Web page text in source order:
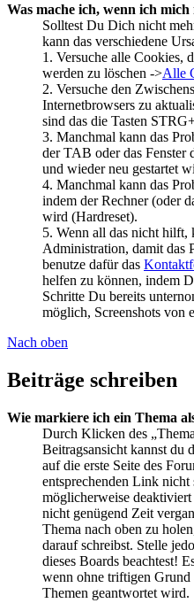
Was mache ich, wenn ich
Solltest Du Dich nicht
kann das verschiedene
1. Versuche alle Cookies,
werden zu löschen ->Alle
2. Versuche den
Internetbrowsers zu
sind das die Tasten
3. Manchmal kann das
der TAB oder das Fenster
und wieder neu gestartet
4. Manchmal kann das
indem der Rechner (oder
wird (Hardreset).
5. Wenn all das nicht hilft,
Administration, damit das
benutze dafür das
helfen zu können, indem
Schritte Du bereits
möglich, Screenshots von
Nach oben
Beiträge schreiben
Wie markiere ich ein Thema
Durch Klicken des
Beitragsansicht kannst du
auf die erste Seite des
entsprechenden Link
möglicherweise
nicht genügend Zeit
Thema nach oben zu
darauf schreibst. Stelle
dieses Boards beachtest!
wenn ohne triftigen Grund
Themen geantwortet wird.